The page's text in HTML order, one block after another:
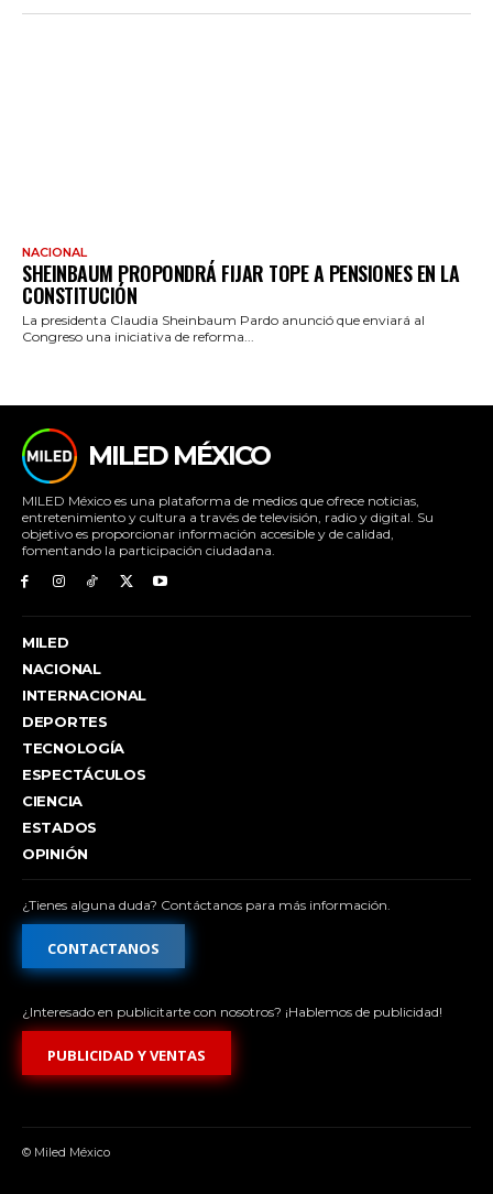
NACIONAL
SHEINBAUM PROPONDRÁ FIJAR TOPE A PENSIONES EN LA
CONSTITUCIÓN
La presidenta Claudia Sheinbaum Pardo anunció que enviará al
Congreso una iniciativa de reforma...
MILED MÉXICO
MILED México es una plataforma de medios que ofrece noticias,
entretenimiento y cultura a través de televisión, radio y digital. Su
objetivo es proporcionar información accesible y de calidad,
fomentando la participación ciudadana.
MILED
NACIONAL
INTERNACIONAL
DEPORTES
TECNOLOGÍA
ESPECTÁCULOS
CIENCIA
ESTADOS
OPINIÓN
¿Tienes alguna duda? Contáctanos para más información.
CONTACTANOS
¿Interesado en publicitarte con nosotros? ¡Hablemos de publicidad!
PUBLICIDAD Y VENTAS
© Miled México